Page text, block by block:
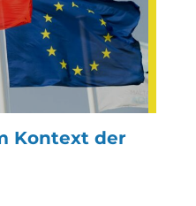
Kontext der